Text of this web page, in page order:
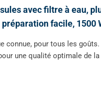
avec filtre à eau,
facile, 1500
connue, pour tous les goûts.
une qualité optimale de